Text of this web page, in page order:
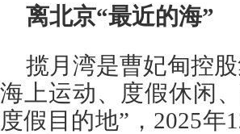
离北京“最近的海”
揽月湾是曹妃甸控
海上运动、度假休闲
度假目的地”，2025